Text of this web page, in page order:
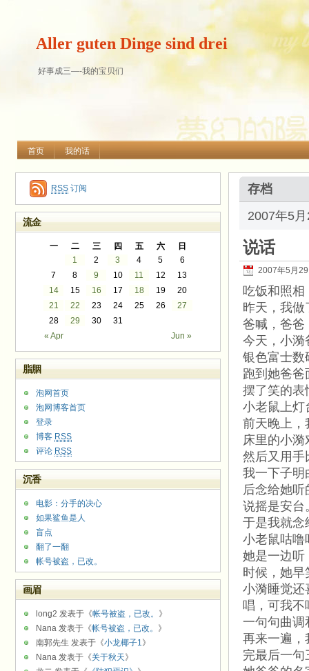
Aller guten Dinge sind drei
好事成三—-我的宝贝们
首页 我的话
存档
2007年5
说话
2007年5月
吃饭和照相
昨天，我
爸喊，爸爸
今天，小漪
银色富士数
跑到她爸
摆了笑的表
小老鼠上灯
前天晚上，
床里的小
然后又用手
我一下子明
后念给她
说摇是安台
于是我就念
小老鼠咕噜
她是一边听
时候，她早
小漪睡觉还
唱，可我不
一句句曲
再来一遍，
完最后一
RSS 订阅
流金
一 二 三 四 五 六 日
« Apr Jun »
1 2 3 4 5
6
7
8 9 10 11 12
13
14
15 16 17 18 19
20
21
22 23 24 25 26
27
28
29 30 31
脂胭
泡网首页
泡网博客首页
登录
博客 RSS
评论 RSS
沉香
电影：分手的决心
如果鲨鱼是人
盲点
翻了一翻
帐号被盗，已改。
画眉
long2 发表于《帐号被盗，已改。 》
Nana 发表于《帐号被盗，已改。 》
南郭先生 发表于《小龙椰子1》
Nana 发表于《关于秋天》